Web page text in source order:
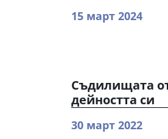
15 март 2024
Съдилищата
дейността си
30 март 2022